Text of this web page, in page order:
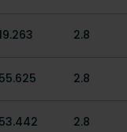
2.8
2.8
2.8